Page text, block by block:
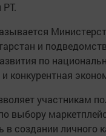
и
по
конкурентная
участникам
выбору
создании личного